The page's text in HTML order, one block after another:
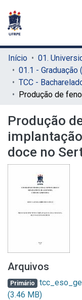
Início
01.1 - Graduação
Produção
doce no
Arquivos
Primário
(3.46 MB)